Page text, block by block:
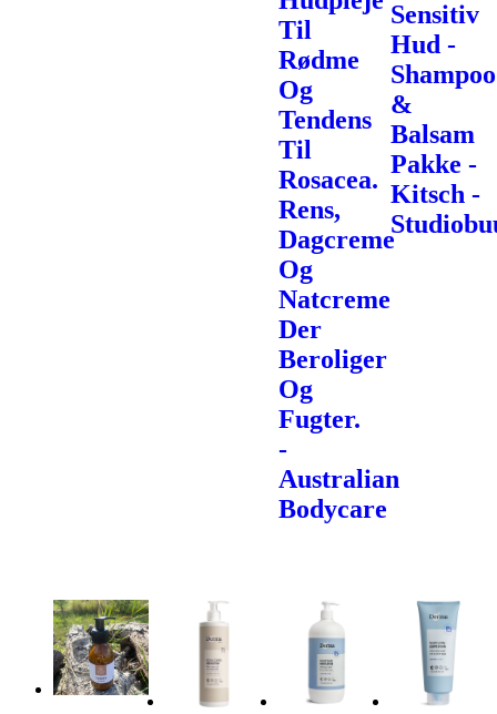
Til
Rødme
Og
Tendens
Til
Rosacea.
Rens,
Dagcreme
Og
Natcreme
Der
Beroliger
Og
Fugter.
-
Australian
Bodycare
Sensitiv
Hud -
Shampoo
&
Balsam
Pakke -
Kitsch -